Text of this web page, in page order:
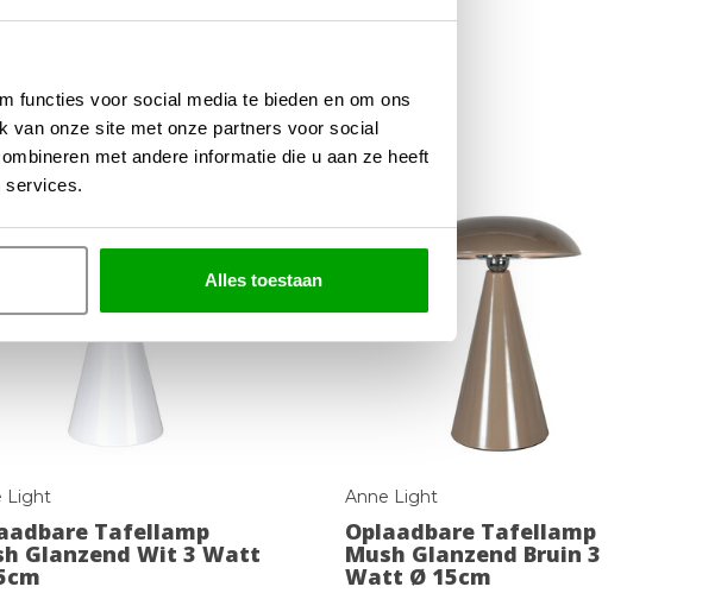
functies voor social media te bieden en om ons
van onze site met onze partners voor social
met andere informatie die u aan ze heeft
services.
Alles toestaan
serie
Light
Tafellamp
Glanzend Wit 3 Watt
Anne Light
Oplaadbare Tafellamp
Mush Glanzend Bruin 3
Watt Ø 15cm